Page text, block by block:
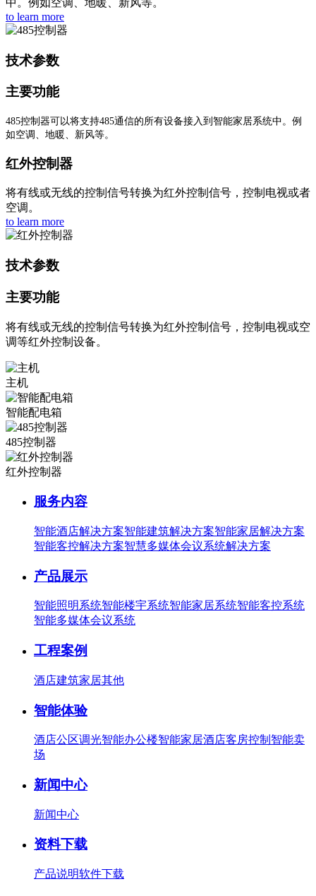
to learn more
技术参数
主要功能
485控制器可以将支持485通信的所有设备接入到智能家居系统中。例
如空调、地暖、新风等。
红外控制器
将有线或无线的控制信号转换为红外控制信号，控制电视或者
空调。
to learn more
技术参数
主要功能
将有线或无线的控制信号转换为红外控制信号，控制电视或空
调等红外控制设备。
主机
智能配电箱
485控制器
红外控制器
服务内容
智能酒店解决方案智能建筑解决方案智能家居解决方案
智能客控解决方案智慧多媒体会议系统解决方案
产品展示
智能照明系统智能楼宇系统智能家居系统智能客控系统
智能多媒体会议系统
工程案例
酒店建筑家居其他
智能体验
酒店公区调光智能办公楼智能家居酒店客房控制 智能卖
场
新闻中心
新闻中心
资料下载
产品说明软件下载